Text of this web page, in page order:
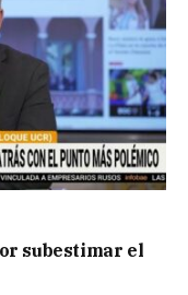
subestimar el